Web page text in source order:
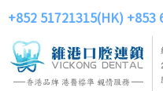
+852 51721315(HK) +853